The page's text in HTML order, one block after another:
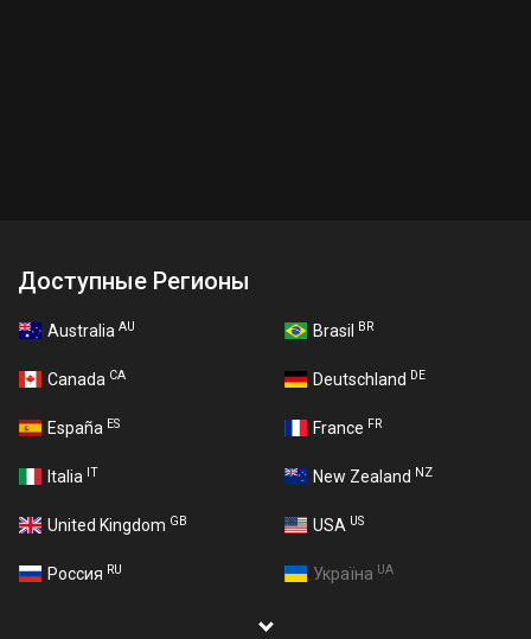
Доступные Регионы
Australia AU Brasil BR
Canada CA Deutschland DE
España ES France FR
Italia IT New Zealand NZ
United Kingdom GB USA US
Россия RU Україна UA